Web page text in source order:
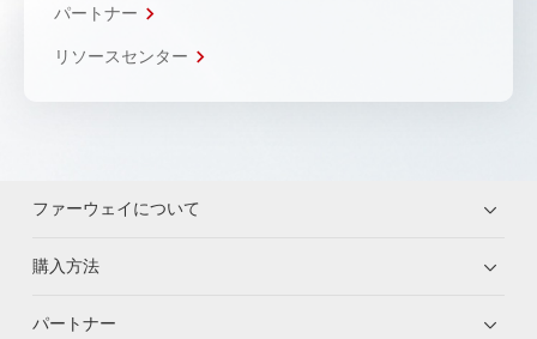
パートナー
リソースセンター
ファーウェイについて
購入方法
パートナー